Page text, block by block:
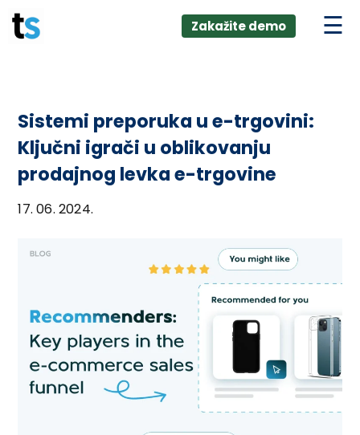
Skip
to
AI +
Zakažite demo
Sistemi preporuka u e-trgovini:
Ključni igrači u oblikovanju
prodajnog levka e-trgovine
17. 06. 2024.